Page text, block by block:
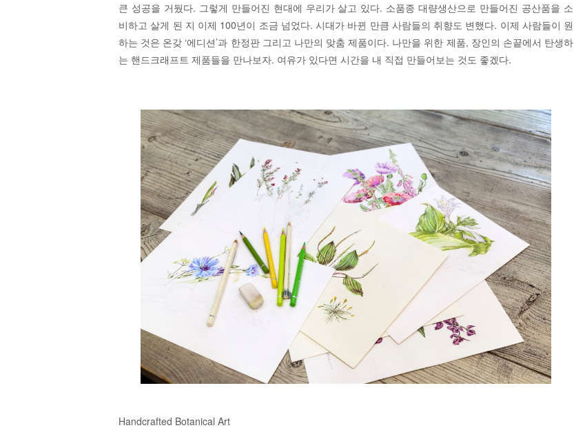
큰 성공을 거뒀다. 그렇게 만들어진 현대에 우리가 살고 있다. 소품종 대량생산으로 만들어진 공산품을 소
비하고 살게 된 지 이제 100년이 조금 넘었다. 시대가 바뀐 만큼 사람들의 취향도 변했다. 이제 사람들이 원
하는 것은 온갖 ‘에디션’과 한정판 그리고 나만의 맞춤 제품이다. 나만을 위한 제품, 장인의 손끝에서 탄생하
는 핸드크래프트 제품들을 만나보자. 여유가 있다면 시간을 내 직접 만들어보는 것도 좋겠다.
Handcrafted Botanical Art